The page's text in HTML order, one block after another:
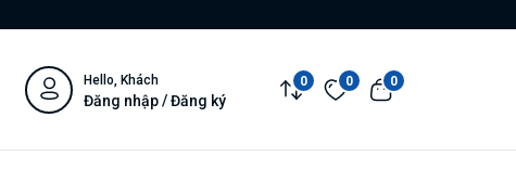
Hello, Khách
Đăng nhập / Đăng ký
0 0 0